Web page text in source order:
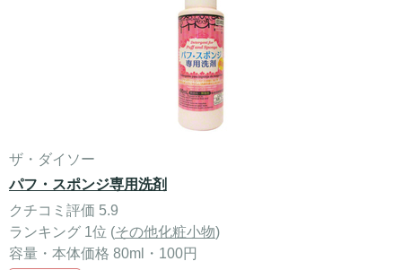
ザ・ダイソー
パフ・スポンジ専用洗剤
クチコミ評価 5.9
ランキング 1位 (その他化粧小物)
容量・本体価格 80ml・100円